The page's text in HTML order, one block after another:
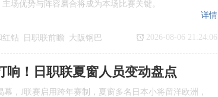
场优势与阵容磨合将成为本场比赛关键。
红钻 日职联前瞻 大阪钢巴
详情
2026-08-06 21:24:06
响！日职联夏窗人员变动盘点
幕，J联赛启用跨年赛制，夏窗多名日本小将留洋欧洲，